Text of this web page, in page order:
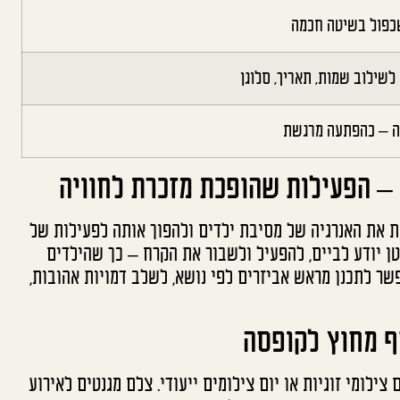
שמות, תאריך, סלוגן
דה – כהפתעה מרגשת
הפעילות שהופכת מזכרת לחוויה
את האנרגיה של מסיבת ילדים ולהפוך אותה לפעילות של
יודע לביים, להפעיל ולשבור את הקרח – כך שהילדים
לתכנן מראש אביזרים לפי נושא, לשלב דמויות אהובות,
מחוץ לקופסה
זוגיות או יום צילומים ייעודי. צלם מגנטים לאירוע